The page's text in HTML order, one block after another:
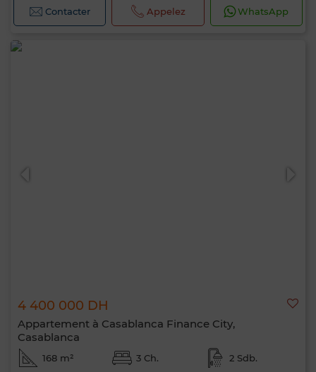
Contacter Appelez WhatsApp
4 400 000 DH
Appartement à Casablanca Finance City,
Casablanca
168 m² 3 Ch. 2 Sdb.